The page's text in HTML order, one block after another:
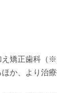
え矯正歯科
か、より治